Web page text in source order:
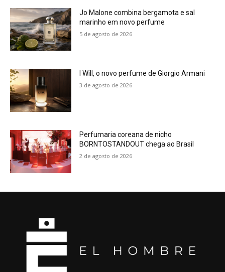
Jo Malone combina bergamota e sal
marinho em novo perfume
5 de agosto de 2026
I Will, o novo perfume de Giorgio Armani
3 de agosto de 2026
Perfumaria coreana de nicho
BORNTOSTANDOUT chega ao Brasil
2 de agosto de 2026